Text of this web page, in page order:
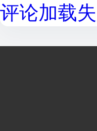
评论加载